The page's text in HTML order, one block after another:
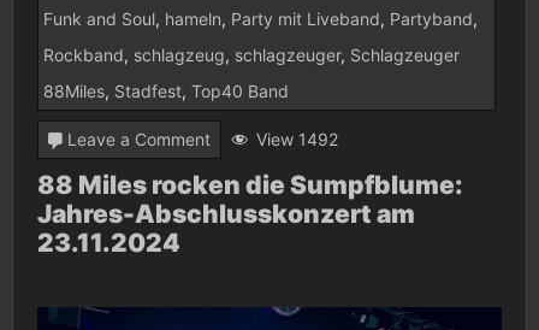
Funk and Soul, hameln, Party mit Liveband, Partyband,
Rockband, schlagzeug, schlagzeuger, Schlagzeuger
88Miles, Stadfest, Top40 Band
Leave a Commenton
Miles
Sumpfblume:
View 1492
88 Miles rocken die Sumpfblume:
Jahres-Abschlusskonzert am
23.11.2024